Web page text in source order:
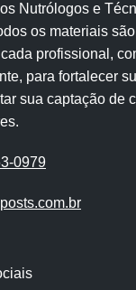
Nutrólogos e
os materiais
profissional,
para fortalecer
sua captação de
0979